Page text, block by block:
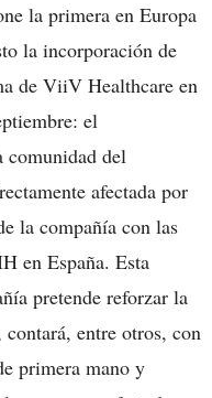
la primera en Europa
la incorporación de
de ViiV Healthcare en
el
comunidad del
afectada por
la compañía con las
en España. Esta
pretende reforzar la
entre otros, con
primera mano y